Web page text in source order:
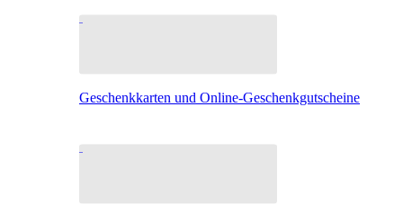
Geschenkkarten und Online-Geschenkgutscheine